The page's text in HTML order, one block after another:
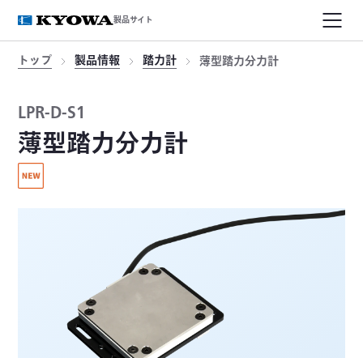
製品サイト
トップ 製品情報 踏力計 薄型踏力分力計
LPR-D-S1
薄型踏力分力計